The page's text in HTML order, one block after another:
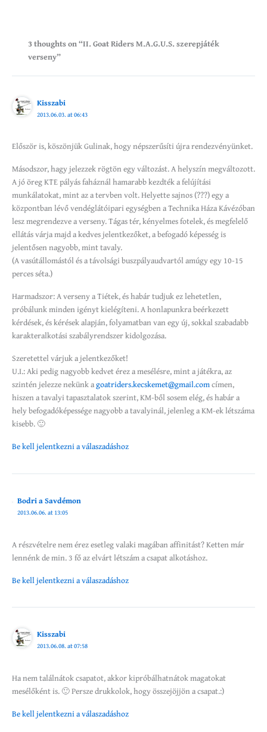
3 thoughts on “II. Goat Riders M.A.G.U.S. szerepjáték
verseny”
Kisszabi
2013.06.03. at 06:43
Először is, köszönjük Gulinak, hogy népszerűsíti újra rendezvényünket.
Másodszor, hagy jelezzek rögtön egy változást. A helyszín megváltozott.
A jó öreg KTE pályás faháznál hamarabb kezdték a felújítási
munkálatokat, mint az a tervben volt. Helyette sajnos (???) egy a
központban lévő vendéglátóipari egységben a Technika Háza Kávézóban
lesz megrendezve a verseny. Tágas tér, kényelmes fotelek, és megfelelő
ellátás várja majd a kedves jelentkezőket, a befogadó képesség is
jelentősen nagyobb, mint tavaly.
(A vasútállomástól és a távolsági buszpályaudvartól amúgy egy 10-15
perces séta.)
Harmadszor: A verseny a Tiétek, és habár tudjuk ez lehetetlen,
próbálunk minden igényt kielégíteni. A honlapunkra beérkezett
kérdések, és kérések alapján, folyamatban van egy új, sokkal szabadabb
karakteralkotási szabályrendszer kidolgozása.
Szeretettel várjuk a jelentkezőket!
U.I.: Aki pedig nagyobb kedvet érez a mesélésre, mint a játékra, az
szintén jelezze nekünk agoatriders.kecskemet@gmail.comcímen,
hiszen a tavalyi tapasztalatok szerint, KM-ből sosem elég, és habár a
hely befogadóképessége nagyobb a tavalyinál, jelenleg a KM-ek létszáma
kisebb. 🙂
Be kell jelentkezni a válaszadáshoz
Bodri a Savdémon
2013.06.06. at 13:05
A részvételre nem érez esetleg valaki magában affinitást? Ketten már
lennénk de min. 3 fő az elvárt létszám a csapat alkotáshoz.
Be kell jelentkezni a válaszadáshoz
Kisszabi
2013.06.08. at 07:58
Ha nem találnátok csapatot, akkor kipróbálhatnátok magatokat
mesélőként is. 🙂 Persze drukkolok, hogy összejöjjön a csapat.:)
Be kell jelentkezni a válaszadáshoz